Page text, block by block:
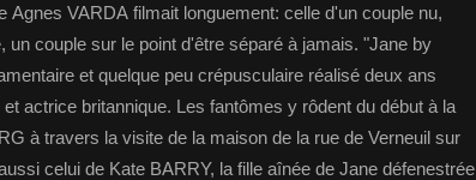
Agnes VARDA filmait longuement: celle d'un couple nu,
un couple sur le point d'être séparé à jamais. "Jane by
et quelque peu crépusculaire réalisé deux ans
actrice britannique. Les fantômes y rôdent du début à la
à travers la visite de la maison de la rue de Verneuil sur
celui de Kate BARRY, la fille aînée de Jane défenestrée